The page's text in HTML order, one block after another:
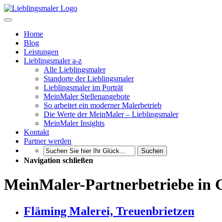
Home
Blog
Leistungen
Lieblingsmaler a-z
Alle Lieblingsmaler
Standorte der Lieblingsmaler
Lieblingsmaler im Porträt
MeinMaler Stellenangebote
So arbeitet ein moderner Malerbetrieb
Die Werte der MeinMaler – Lieblingsmaler
MeinMaler Insights
Kontakt
Partner werden
Suchen
Navigation schließen
MeinMaler-Partnerbetriebe in
Fläming Malerei, Treuenbrietzen